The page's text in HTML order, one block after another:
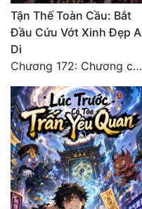
Cẩu Đạo Trường Sinh
Ngự Thú
Truyện Nam
Truyện Nữ
Vô Địch Lưu
Xây Dựng Thế Lực
Đam Mỹ
Tận Thế Toàn Cầu: Bắt
Đầu Cứu Vớt Xinh Đẹp A
Di
Chương 172: Chương cuối cùng, dọn dẹp Nữ Vương